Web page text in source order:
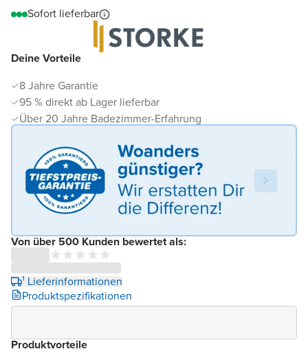
Deine Vorteile
8 Jahre Garantie
95 % direkt ab Lager lieferbar
Über 20 Jahre Badezimmer-Erfahrung
Von über 500 Kunden bewertet als:
¹ Lieferinformationen
Produktspezifikationen
Sofort lieferbar
Produktvorteile